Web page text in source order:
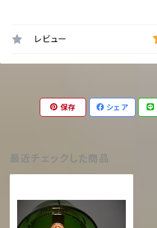
レビュー
保存 シェア
最近チェックした商品